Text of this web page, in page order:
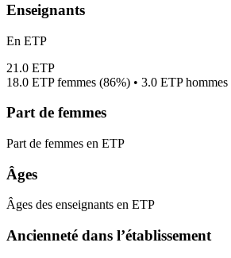
Enseignants
En ETP
21.0 ETP
18.0 ETP femmes (86%) • 3.0 ETP hommes
Part de femmes
Part de femmes en ETP
Âges
Âges des enseignants en ETP
Ancienneté dans l’établissement